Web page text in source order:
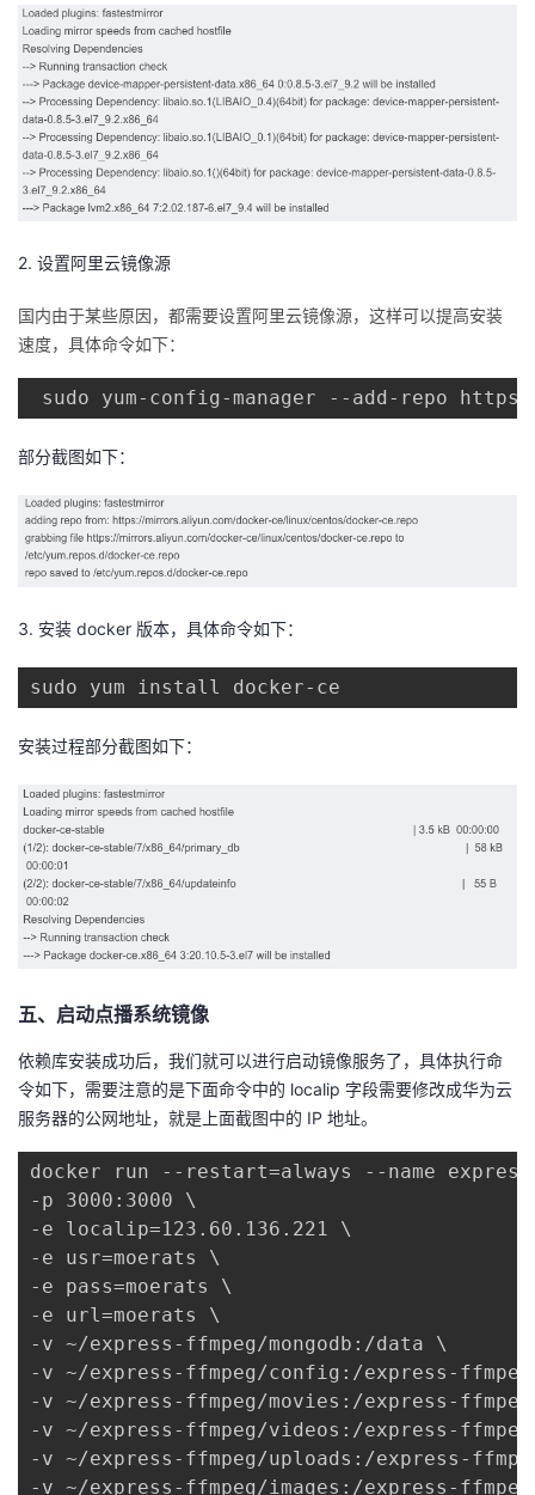
2. 设置阿里云镜像源
国内由于某些原因，都需要设置阿里云镜像源，这样可以提高安装
速度，具体命令如下：
sudo yum-config-manager --add-repo
部分截图如下：
3. 安装 docker 版本，具体命令如下：
sudo yum install docker-ce
安装过程部分截图如下：
五、启动点播系统镜像
依赖库安装成功后，我们就可以进行启动镜像服务了，具体执行命
令如下，需要注意的是下面命令中的 localip 字段需要修改成华为云
服务器的公网地址，就是上面截图中的 IP 地址。
docker run --restart=always --name
-p 3000:3000 \
-e localip=123.60.136.221 \
-e usr=moerats \
-e pass=moerats \
-e url=moerats \
-v ~/express-ffmpeg/mongodb:/data \
-v ~/express-ffmpeg/config:/express-
-v ~/express-ffmpeg/movies:/express-
-v ~/express-ffmpeg/videos:/express-
-v ~/express-ffmpeg/uploads:/express-
-v ~/express-ffmpeg/images:/express-